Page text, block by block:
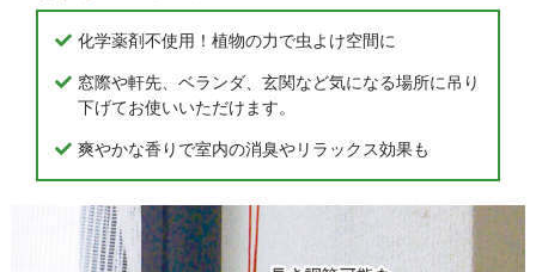
化学薬剤不使用！植物の力で虫よけ空間に
窓際や軒先、ベランダ、玄関など気になる場所に吊り
下げてお使いいただけます。
爽やかな香りで室内の消臭やリラックス効果も